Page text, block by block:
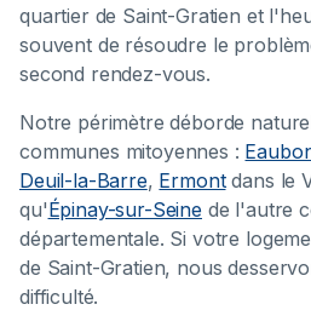
quartier de Saint-Gratien et
souvent de résoudre le
second rendez-vous.
Notre périmètre déborde
communes mitoyennes :
Deuil-la-Barre, Ermontdans le
qu'Épinay-sur-Seinede l'autre
départementale. Si votre
de Saint-Gratien, nous
difficulté.